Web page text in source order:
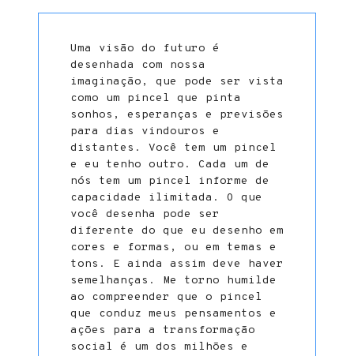
Uma visão do futuro é
desenhada com nossa
imaginação, que pode ser vista
como um pincel que pinta
sonhos, esperanças e previsões
para dias vindouros e
distantes. Você tem um pincel
e eu tenho outro. Cada um de
nós tem um pincel informe de
capacidade ilimitada. O que
você desenha pode ser
diferente do que eu desenho em
cores e formas, ou em temas e
tons. E ainda assim deve haver
semelhanças. Me torno humilde
ao compreender que o pincel
que conduz meus pensamentos e
ações para a transformação
social é um dos milhões e